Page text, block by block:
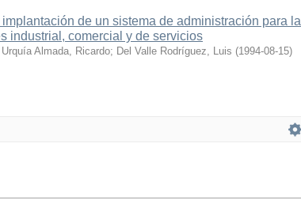
de un sistema de administración para la
industrial, comercial y de servicios
Urquía Almada, Ricardo; Del Valle Rodríguez, Luis (1994-08-15)